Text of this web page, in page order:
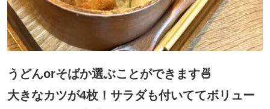
うどんorそばか選ぶことができます🍜
大きなカツが4枚！サラダも付いててボリュー